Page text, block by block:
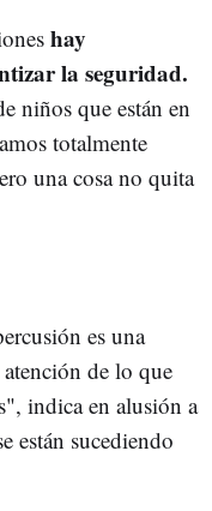
hay
la seguridad.
niños que están en
totalmente
una cosa no quita
es una
de lo que
indica en alusión a
están sucediendo